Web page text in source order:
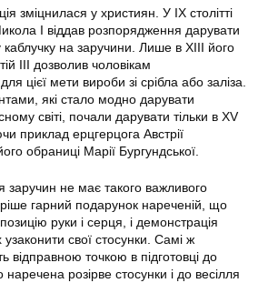
зміцнилася у християн. У IX столітті
I віддав розпорядження дарувати
каблучку на заручини. Лише в XIII його
III дозволив чоловікам
цієї мети вироби зі срібла або заліза.
які стало модно дарувати
світі, почали дарувати тільки в XV
приклад ерцгерцога Австрії
обраниці Марії Бургундської.
заручин не має такого важливого
гарний подарунок нареченій, що
руки і серця, і демонстрація
узаконити свої стосунки. Самі ж
відправною точкою в підготовці до
розірве стосунки і до весілля